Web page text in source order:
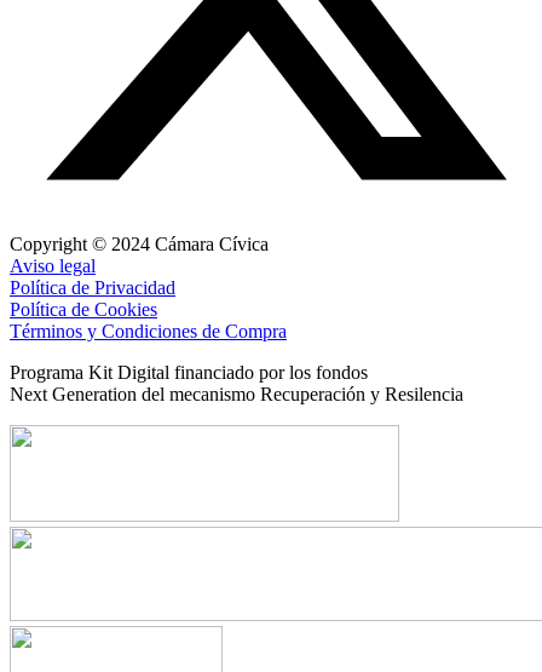
Copyright © 2024 Cámara Cívica
Aviso legal
Política de Privacidad
Política de Cookies
Términos y Condiciones de Compra
Programa Kit Digital financiado por los fondos
Next Generation del mecanismo Recuperación y Resilencia